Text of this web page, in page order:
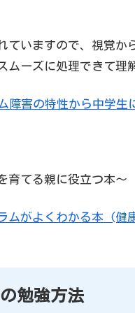
ていますので、視覚
ーズに処理できて理
障害の特性から中学生
育てる親に役立つ本～
ムがよくわかる本 (健
勉強方法